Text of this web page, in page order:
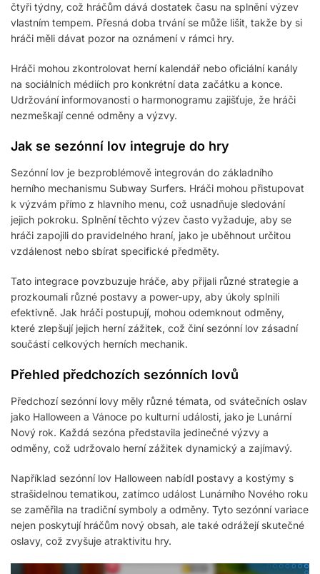
čtyři týdny, což hráčům dává dostatek času na splnění výzev
vlastním tempem. Přesná doba trvání se může lišit, takže by si
hráči měli dávat pozor na oznámení v rámci hry.
Hráči mohou zkontrolovat herní kalendář nebo oficiální kanály
na sociálních médiích pro konkrétní data začátku a konce.
Udržování informovanosti o harmonogramu zajišťuje, že hráči
nezmeškají cenné odměny a výzvy.
Jak se sezónní lov integruje do hry
Sezónní lov je bezproblémově integrován do základního
herního mechanismu Subway Surfers. Hráči mohou přistupovat
k výzvám přímo z hlavního menu, což usnadňuje sledování
jejich pokroku. Splnění těchto výzev často vyžaduje, aby se
hráči zapojili do pravidelného hraní, jako je uběhnout určitou
vzdálenost nebo sbírat specifické předměty.
Tato integrace povzbuzuje hráče, aby přijali různé strategie a
prozkoumali různé postavy a power-upy, aby úkoly splnili
efektivně. Jak hráči postupují, mohou odemknout odměny,
které zlepšují jejich herní zážitek, což činí sezónní lov zásadní
součástí celkových herních mechanik.
Přehled předchozích sezónních lovů
Předchozí sezónní lovy měly různé témata, od svátečních oslav
jako Halloween a Vánoce po kulturní události, jako je Lunární
Nový rok. Každá sezóna představila jedinečné výzvy a
odměny, což udržovalo herní zážitek dynamický a zajímavý.
Například sezónní lov Halloween nabídl postavy a kostýmy s
strašidelnou tematikou, zatímco událost Lunárního Nového roku
se zaměřila na tradiční symboly a odměny. Tyto sezónní variace
nejen poskytují hráčům nový obsah, ale také odrážejí skutečné
oslavy, což zvyšuje atraktivitu hry.